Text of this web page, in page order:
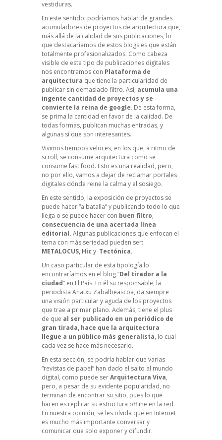
vestiduras.
En este sentido, podríamos hablar de grandes
acumuladores de proyectos de arquitectura que,
más allá de la calidad de sus publicaciones, lo
que destacaríamos de estos blogs es que están
totalmente profesionalizados. Como cabeza
visible de este tipo de publicaciones digitales
nos encontramos con Plataforma de
arquitectura que tiene la particularidad de
publicar sin demasiado filtro. Así, acumula una
ingente cantidad de proyectos y se
convierte la reina de google. De esta forma,
se prima la cantidad en favor de la calidad. De
todas formas, publican muchas entradas, y
algunas sí que son interesantes.
Vivimos tiempos veloces, en los que, a ritmo de
scroll, se consume arquitectura como se
consume fast food. Esto es una realidad, pero,
no por ello, vamos a dejar de reclamar portales
digitales dónde reine la calma y el sosiego.
En este sentido, la exposición de proyectos se
puede hacer “a batalla” y publicando todo lo que
llega o se puede hacer con buen filtro,
consecuencia de una acertada línea
editorial. Algunas publicaciones que enfocan el
tema con más seriedad pueden ser:
METALOCUS, Hic y Tectónica.
Un caso particular de esta tipología lo
encontraríamos en el blog “Del tirador a la
ciudad” en El País. En él su responsable, la
periodista Anatxu Zabalbeascoa, da siempre
una visión particular y aguda de los proyectos
que trae a primer plano. Además, tiene el plus
de que al ser publicado en un periódico de
gran tirada, hace que la arquitectura
llegue a un público más generalista, lo cual
cada vez se hace más necesario.
En esta sección, se podría hablar que varias
“revistas de papel” han dado el salto al mundo
digital, como puede serArquitectura Viva,
pero, a pesar de su evidente popularidad, no
terminan de encontrar su sitio, pues lo que
hacen es replicar su estructura offline en la red.
En nuestra opinión, se les olvida que en Internet
es mucho más importante conversar y
comunicar que solo exponer y difundir.